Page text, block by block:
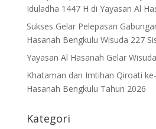
Iduladha 1447 H di Yayasan Al
Sukses Gelar Pelepasan
Hasanah Bengkulu Wisuda 227
Yayasan Al Hasanah Gelar
Khataman dan Imtihan Qiroati
Hasanah Bengkulu Tahun 2026
Kategori